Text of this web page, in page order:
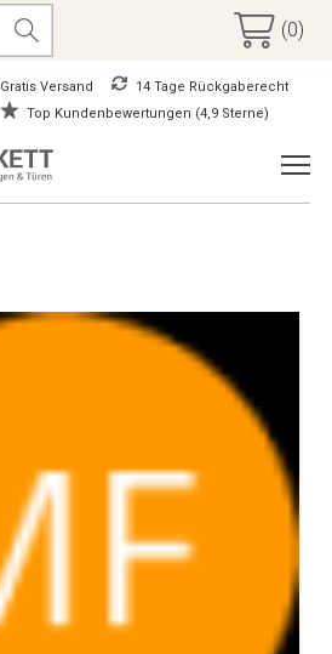
(0)
Gratis Versand
14 Tage Rückgaberecht
Top Kundenbewertungen (4,9 Sterne)